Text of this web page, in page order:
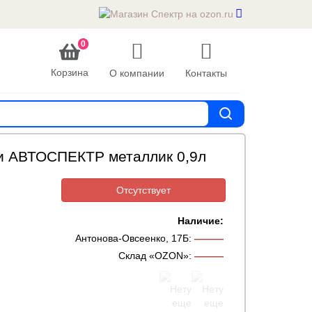
0
Корзина О компании Контакты
АВТОСПЕКТР металлик 0,9л
Отсутствует
Наличие:
Антонова-Овсеенко, 17Б: ———
Склад «OZON»: ———